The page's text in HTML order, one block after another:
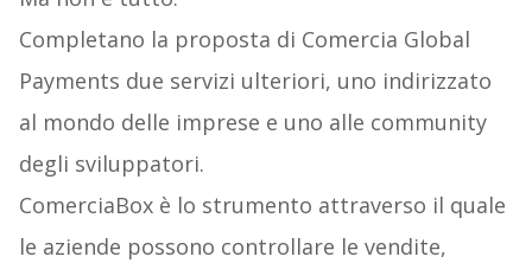
Completano la proposta di Comercia Global
Payments due servizi ulteriori, uno indirizzato
al mondo delle imprese e uno alle community
degli sviluppatori.
ComerciaBox è lo strumento attraverso il quale
le aziende possono controllare le vendite,